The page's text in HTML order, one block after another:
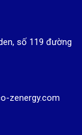
số 119 đường
zenergy.com